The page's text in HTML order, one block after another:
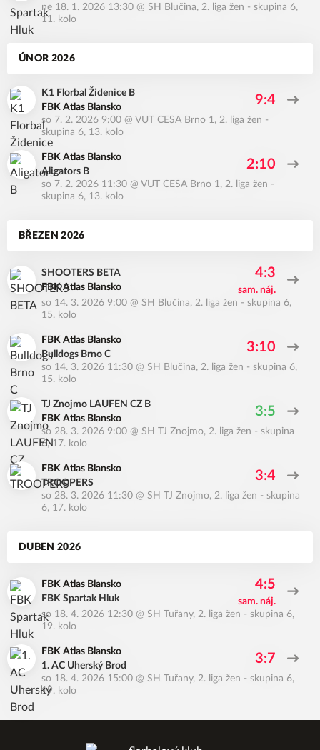
ne 18. 1. 2026 13:30 @ SH Blučina, 2. liga žen - skupina 6,
11. kolo
ÚNOR 2026
K1 Florbal Židenice B
FBK Atlas Blansko
9:4
so 7. 2. 2026 9:00 @ VUT CESA Brno 1, 2. liga žen -
skupina 6, 13. kolo
FBK Atlas Blansko
Aligators B
2:10
so 7. 2. 2026 11:30 @ VUT CESA Brno 1, 2. liga žen -
skupina 6, 13. kolo
BŘEZEN 2026
SHOOTERS BETA
FBK Atlas Blansko
4:3
sam. náj.
so 14. 3. 2026 9:00 @ SH Blučina, 2. liga žen - skupina 6,
15. kolo
FBK Atlas Blansko
Bulldogs Brno C
3:10
so 14. 3. 2026 11:30 @ SH Blučina, 2. liga žen - skupina 6,
15. kolo
TJ Znojmo LAUFEN CZ B
FBK Atlas Blansko
3:5
so 28. 3. 2026 9:00 @ SH TJ Znojmo, 2. liga žen - skupina
6, 17. kolo
FBK Atlas Blansko
TROOPERS
3:4
so 28. 3. 2026 11:30 @ SH TJ Znojmo, 2. liga žen - skupina
6, 17. kolo
DUBEN 2026
FBK Atlas Blansko
FBK Spartak Hluk
4:5
sam. náj.
so 18. 4. 2026 12:30 @ SH Tuřany, 2. liga žen - skupina 6,
19. kolo
FBK Atlas Blansko
1. AC Uherský Brod
3:7
so 18. 4. 2026 15:00 @ SH Tuřany, 2. liga žen - skupina 6,
19. kolo